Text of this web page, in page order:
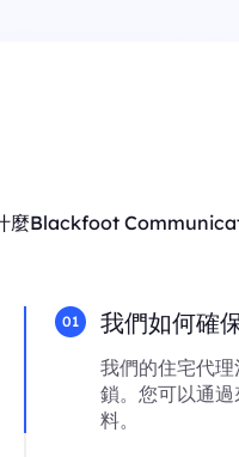
Blackfoot
01 我們如何確
我們的住宅代
鎖。您可以通
料。